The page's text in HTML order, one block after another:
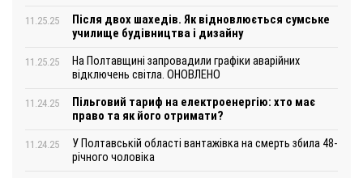
11.25.25
Після двох шахедів. Як відновлюється сумське
училище будівництва і дизайну
11.25.25
На Полтавщині запровадили графіки аварійних
відключень світла. ОНОВЛЕНО
11.24.25
Пільговий тариф на електроенергію: хто має
право та як його отримати?
11.24.25
У Полтавській області вантажівка на смерть збила 48-
річного чоловіка